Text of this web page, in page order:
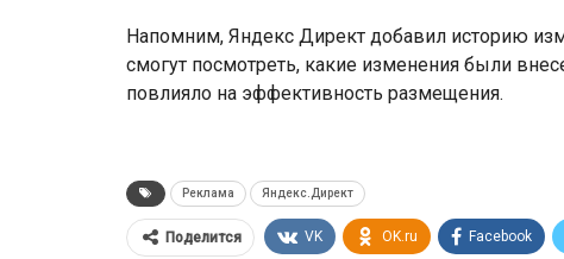
Напомним, Яндекс Директ добавил историю
смогут посмотреть, какие изменения были
повлияло на эффективность размещения.
Реклама Яндекс.Директ
Поделится VK OK.ru Facebook